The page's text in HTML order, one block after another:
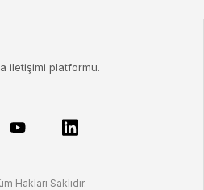
iletişimi platformu.
Hakları Saklıdır.